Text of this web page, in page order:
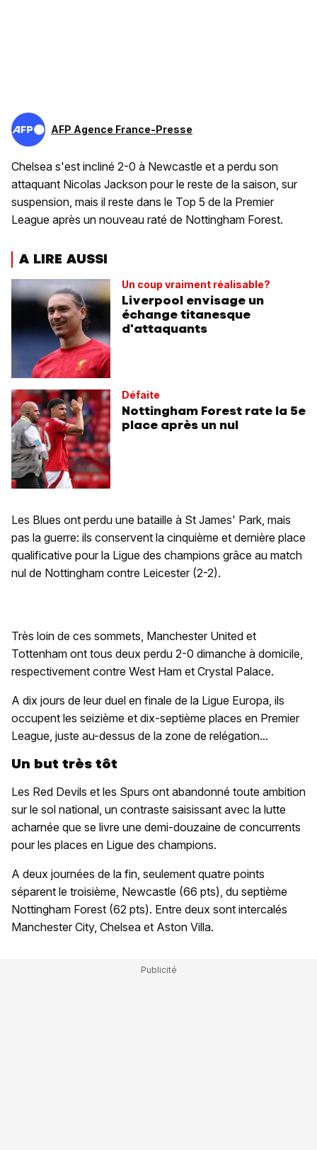
AFP Agence France-Presse
Chelsea s'est incliné 2-0 à Newcastle et a perdu son
attaquant Nicolas Jackson pour le reste de la saison, sur
suspension, mais il reste dans le Top 5 de la Premier
League après un nouveau raté de Nottingham Forest.
A LIRE AUSSI
Un coup vraiment réalisable?
Liverpool envisage un
échange titanesque
d'attaquants
Défaite
Nottingham Forest rate la 5e
place après un nul
Les Blues ont perdu une bataille à St James' Park, mais
pas la guerre: ils conservent la cinquième et dernière place
qualificative pour la Ligue des champions grâce au match
nul de Nottingham contre Leicester (2-2).
Très loin de ces sommets, Manchester United et
Tottenham ont tous deux perdu 2-0 dimanche à domicile,
respectivement contre West Ham et Crystal Palace.
A dix jours de leur duel en finale de la Ligue Europa, ils
occupent les seizième et dix-septième places en Premier
League, juste au-dessus de la zone de relégation...
Un but très tôt
Les Red Devils et les Spurs ont abandonné toute ambition
sur le sol national, un contraste saisissant avec la lutte
acharnée que se livre une demi-douzaine de concurrents
pour les places en Ligue des champions.
A deux journées de la fin, seulement quatre points
séparent le troisième, Newcastle (66 pts), du septième
Nottingham Forest (62 pts). Entre deux sont intercalés
Manchester City, Chelsea et Aston Villa.